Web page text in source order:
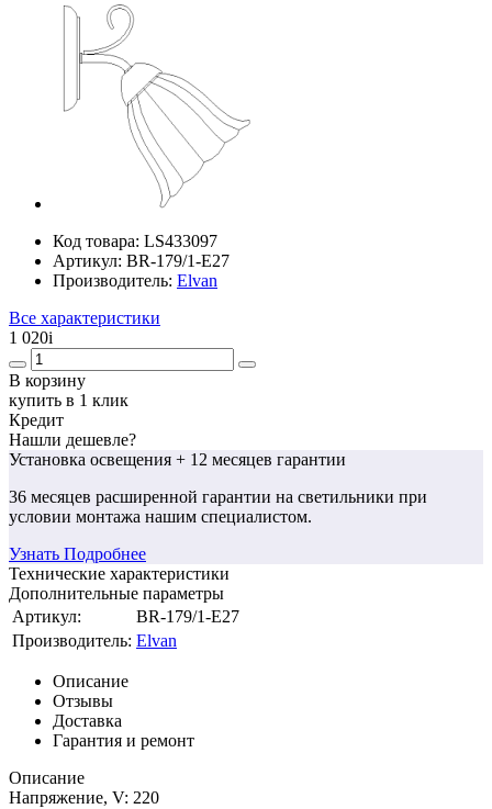
Код товара: LS433097
Артикул: BR-179/1-E27
Производитель: Elvan
Все характеристики
1 020i
В корзину
купить в 1 клик
Кредит
Нашли дешевле?
Установка освещения + 12 месяцев гарантии
36 месяцев расширенной гарантии на светильники при
условии монтажа нашим специалистом.
Узнать Подробнее
Технические характеристики
Дополнительные параметры
Артикул:
BR-179/1-E27
Производитель: Elvan
Описание
Отзывы
Доставка
Гарантия и ремонт
Описание
Напряжение, V: 220